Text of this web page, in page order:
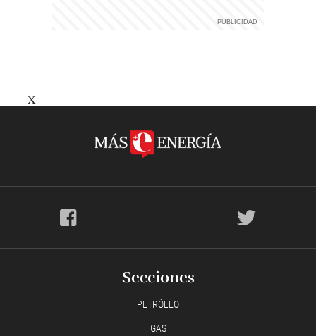
X
Secciones
PETRÓLEO
GAS